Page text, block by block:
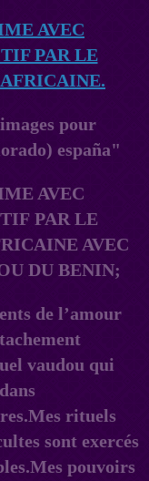
AVEC
PAR LE
AVEC
PAR LE
AVEC
DU BENIN;
de l’amour
vaudou qui
rituels
sont exercés
pouvoirs